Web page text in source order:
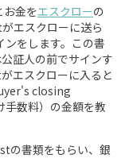
お金をエスクローの
エスクローに送ら
をします。この書
証人の前でサインす
エスクローに入ると
closing
数料）の金額を教
書類をもらい、銀